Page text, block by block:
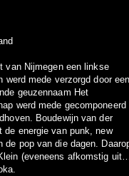
van Nijmegen een linkse
werd mede verzorgd door een
geuzennaam Het
werd mede gecomponeerd
Boudewijn van der
de energie van punk, new
de pop van die dagen.
(eveneens afkomstig uit